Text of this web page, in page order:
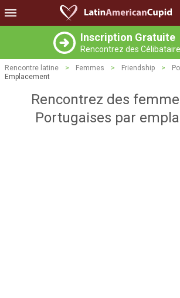
Inscription Gratuite
Rencontrez des
Rencontre latine > Femmes > Friendship >
Emplacement
Rencontrez des
Portugaises par